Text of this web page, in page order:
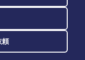
頼